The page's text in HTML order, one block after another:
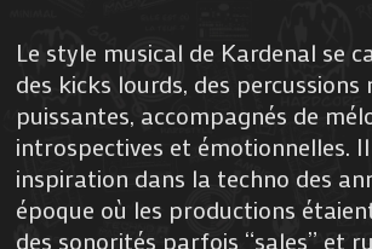
Le style musical de Kardenal se
des kicks lourds, des
puissantes, accompagnés de
introspectives et émotionnelles.
inspiration dans la techno des
époque où les productions
des sonorités parfois “sales” et